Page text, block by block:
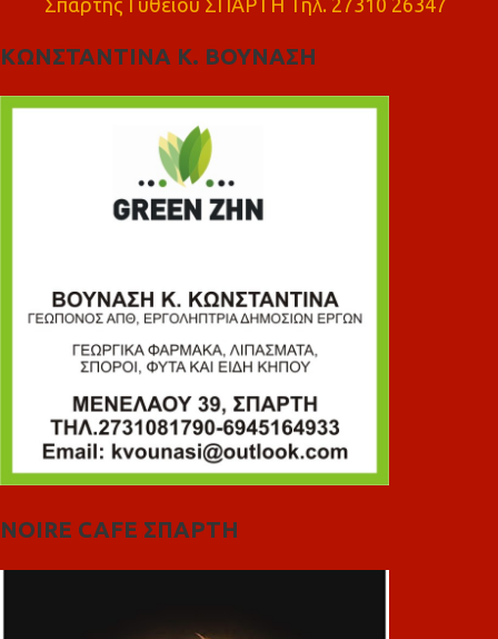
ΚΩΝΣΤΑΝΤΙΝΑ Κ. ΒΟΥΝΑΣΗ
NOIRE CAFE ΣΠΑΡΤΗ